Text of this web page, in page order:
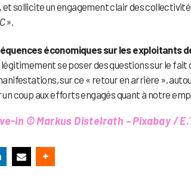
et sollicite un engagement clair des
».
économiques sur les exploitants
se poser des questions sur le
sur ce « retour en arrière »,
coup aux efforts engagés quant à notre
in © Markus Distelrath – Pixabay /